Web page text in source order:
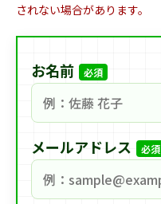
されない場合があります。
お名前 必須
メールアドレス 必須